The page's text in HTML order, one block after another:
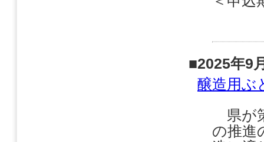
■2025年9
醸造用ぶ
県が
の推進